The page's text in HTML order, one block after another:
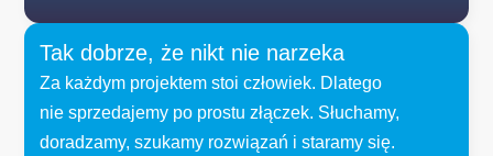
Tak dobrze, że nikt nie narzeka
Za każdym projektem stoi człowiek. Dlatego
nie sprzedajemy po prostu złączek. Słuchamy,
doradzamy, szukamy rozwiązań i staramy się.